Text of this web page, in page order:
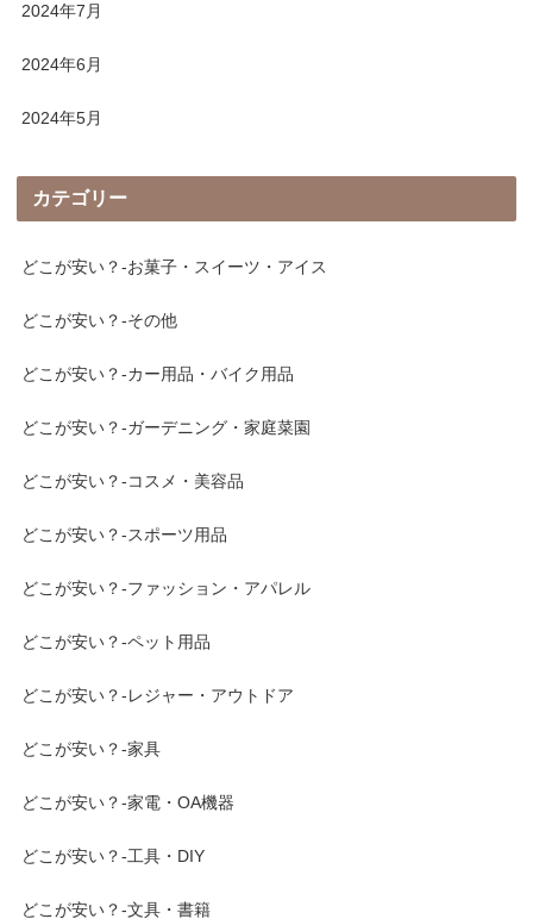
2024年7月
2024年6月
2024年5月
カテゴリー
どこが安い？-お菓子・スイーツ・アイス
どこが安い？-その他
どこが安い？-カー用品・バイク用品
どこが安い？-ガーデニング・家庭菜園
どこが安い？-コスメ・美容品
どこが安い？-スポーツ用品
どこが安い？-ファッション・アパレル
どこが安い？-ペット用品
どこが安い？-レジャー・アウトドア
どこが安い？-家具
どこが安い？-家電・OA機器
どこが安い？-工具・DIY
どこが安い？-文具・書籍